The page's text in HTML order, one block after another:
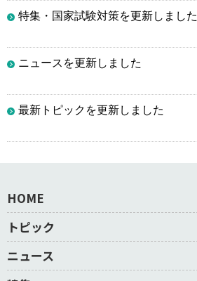
特集・国家試験対策を更新しました
ニュースを更新しました
最新トピックを更新しました
HOME
トピック
ニュース